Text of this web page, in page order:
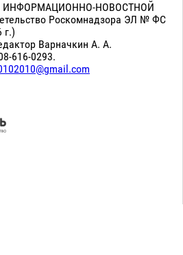
ИНФОРМАЦИОННО-НОВОСТНОЙ
Роскомнадзора ЭЛ № ФС
г.)
Варначкин А. А.
616-0293.